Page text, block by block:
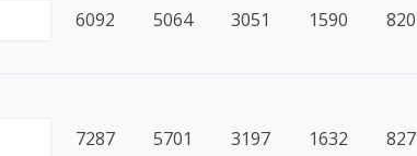
6092 5064 3051 1590 820
7287 5701 3197 1632 827